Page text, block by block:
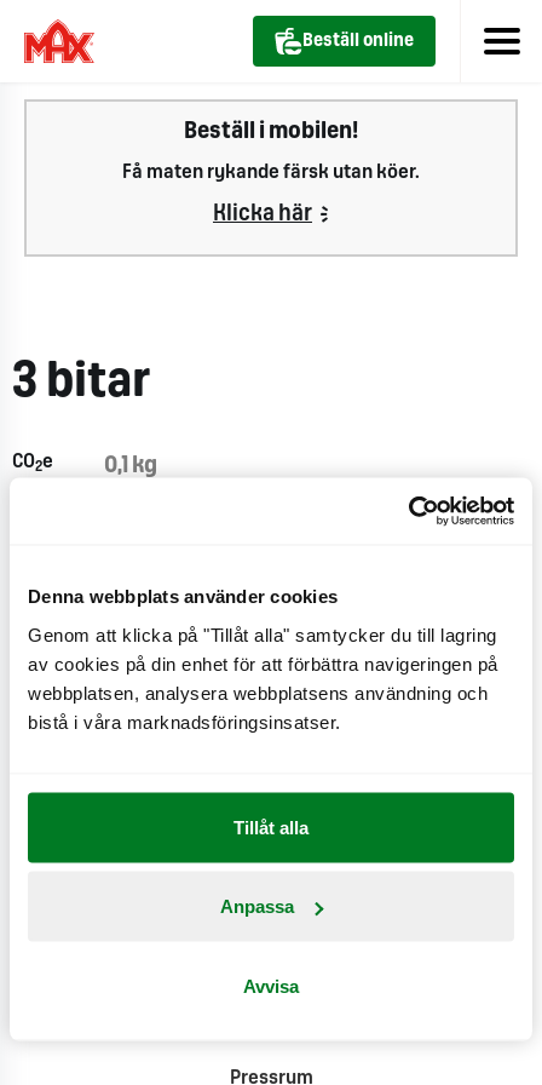
Denna webbplats använder cookies
Genom att klicka på "Tillåt alla" samtycker du till lagring
av cookies på din enhet för att förbättra navigeringen på
webbplatsen, analysera webbplatsens användning och
bistå i våra marknadsföringsinsatser.
Tillåt alla
Anpassa
Avvisa
Beställ online
Beställ i mobilen!
Få maten rykande färsk utan köer.
Klicka här
3 bitar
CO2e 0,1 kg
Näringsinformation
Produktinformation
Pressrum